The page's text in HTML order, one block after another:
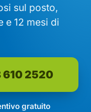
sul posto,
e 12 mesi di
610 2520
gratuito